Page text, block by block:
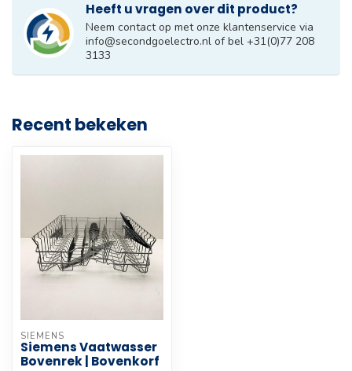
Heeft u vragen over dit product?
Neem contact op met onze klantenservice via
info@secondgoelectro.nl of bel +31(0)77 208
3133
Recent bekeken
SIEMENS
Siemens Vaatwasser
Bovenrek | Bovenkorf